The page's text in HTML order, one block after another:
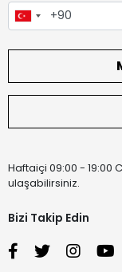
Haftaiçi 09:00 - 19:00
ulaşabilirsiniz.
Bizi Takip Edin